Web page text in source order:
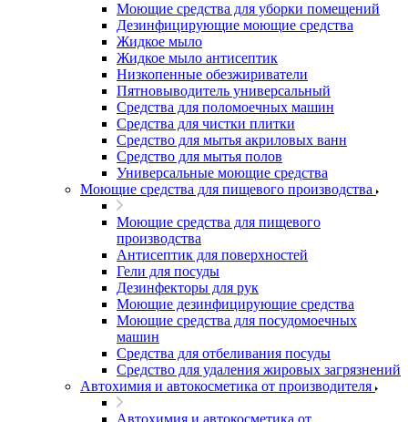
Моющие средства для уборки помещений
Дезинфицирующие моющие средства
Жидкое мыло
Жидкое мыло антисептик
Низкопенные обезжириватели
Пятновыводитель универсальный
Средства для поломоечных машин
Средства для чистки плитки
Средство для мытья акриловых ванн
Средство для мытья полов
Универсальные моющие средства
Моющие средства для пищевого производства
Моющие средства для пищевого
производства
Антисептик для поверхностей
Гели для посуды
Дезинфекторы для рук
Моющие дезинфицирующие средства
Моющие средства для посудомоечных
машин
Средства для отбеливания посуды
Средство для удаления жировых загрязнений
Автохимия и автокосметика от производителя
Автохимия и автокосметика от